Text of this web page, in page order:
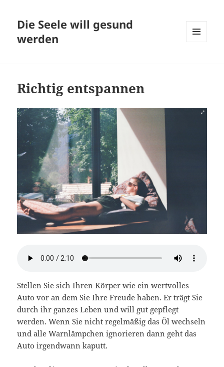
Die Seele will gesund
werden
Richtig entspannen
Stellen Sie sich Ihren Körper wie ein wertvolles
Auto vor an dem Sie Ihre Freude haben. Er trägt Sie
durch ihr ganzes Leben und will gut gepflegt
werden. Wenn Sie nicht regelmäßig das Öl wechseln
und alle Warnlämpchen ignorieren dann geht das
Auto irgendwann kaputt.